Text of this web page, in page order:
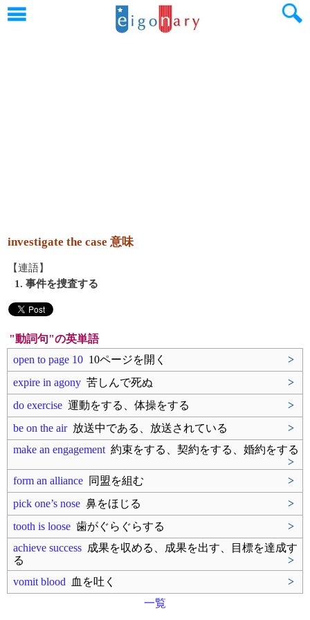
investigate the case 意味
【連語】
1. 事件を捜査する
"動詞句"の英単語
open to page 10 10ページを開く
>
expire in agony 苦しんで死ぬ
>
do exercise 運動をする、体操をする
>
be on the air放送中である、放送されている
>
make an engagement 約束をする、契約をする、婚約をする
>
form an alliance 同盟を組む
>
pick one’s nose 鼻をほじる
>
tooth is loose 歯がぐらぐらする
>
achieve success 成果を収める、成果を出す、目標を達成す
る
>
vomit blood 血を吐く
>
一覧